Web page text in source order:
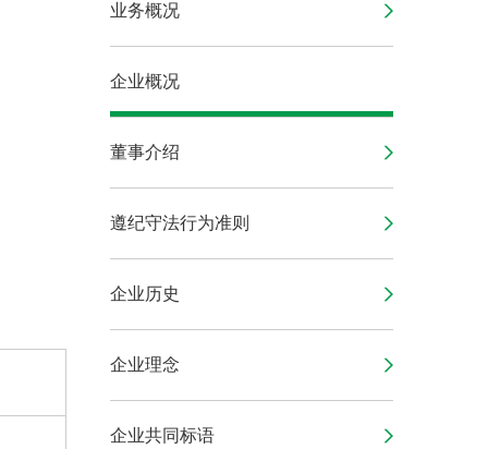
业务概况
企业概况
董事介绍
遵纪守法行为准则
企业历史
企业理念
企业共同标语